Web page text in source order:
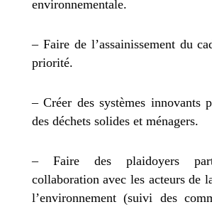
environnementale.
– Faire de l’assainissement du
priorité.
– Créer des systèmes innovants
des déchets solides et ménagers.
– Faire des plaidoyers
collaboration avec les acteurs de
l’environnement (suivi des